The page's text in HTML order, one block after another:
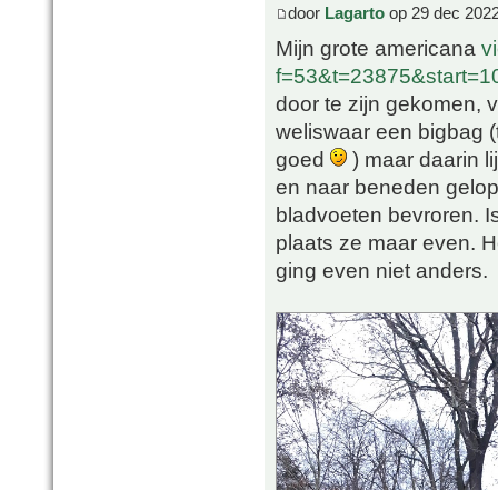
door Lagarto op 29 dec
Mijn grote americana
door te zijn gekomen,
weliswaar een bigbag
goed
) maar daarin
en naar beneden
bladvoeten bevroren.
plaats ze maar even.
ging even niet anders.